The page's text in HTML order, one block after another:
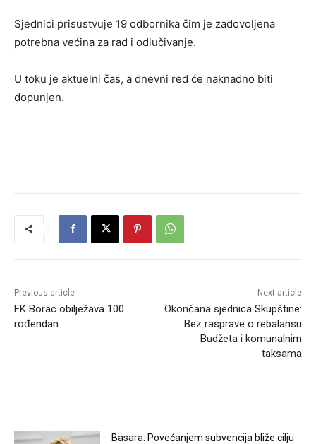
Sjednici prisustvuje 19 odbornika čim je zadovoljena
potrebna većina za rad i odlučivanje.
U toku je aktuelni čas, a dnevni red će naknadno biti
dopunjen.
Previous article
FK Borac obilježava 100.
rođendan
Next article
Okončana sjednica Skupštine:
Bez rasprave o rebalansu
Budžeta i komunalnim
taksama
Basara: Povećanjem subvencija bliže cilju